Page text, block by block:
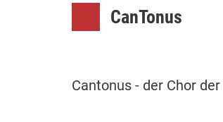
CanTonus
Cantonus - der Chor